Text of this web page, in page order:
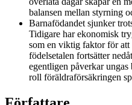
balansen mellan styrning
Barnafödandet sjunker
Tidigare har ekonomisk
som en viktig faktor för
födelsetalen fortsätter
egentligen påverkar
roll föräldraförsäkringen